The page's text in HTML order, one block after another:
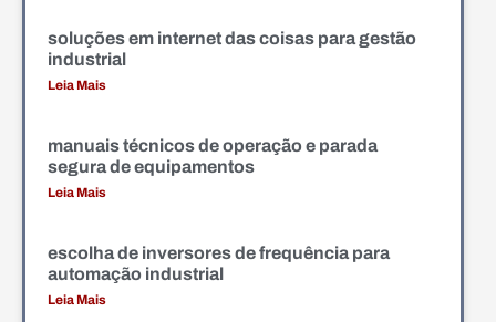
soluções em internet das coisas para gestão
industrial
Leia Mais
manuais técnicos de operação e parada
segura de equipamentos
Leia Mais
escolha de inversores de frequência para
automação industrial
Leia Mais